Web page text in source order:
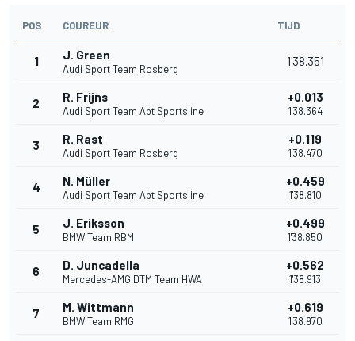
POS COUREUR TIJD
1 J. Green
Audi Sport Team Rosberg
1'38.351
2 R. Frijns
Audi Sport Team Abt Sportsline
+0.013
1'38.364
3 R. Rast
Audi Sport Team Rosberg
+0.119
1'38.470
4 N. Müller
Audi Sport Team Abt Sportsline
+0.459
1'38.810
5 J. Eriksson
BMW Team RBM
+0.499
1'38.850
6 D. Juncadella
Mercedes-AMG DTM Team HWA
+0.562
1'38.913
7 M. Wittmann
BMW Team RMG
+0.619
1'38.970